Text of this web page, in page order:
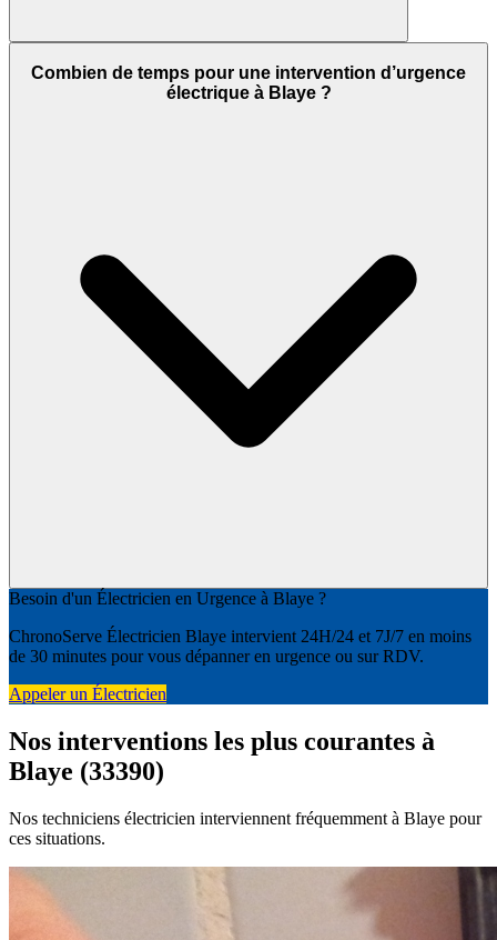
Combien de temps pour une intervention d’urgence
électrique à Blaye ?
Besoin d'un Électricien en Urgence à Blaye ?
ChronoServe Électricien Blaye intervient 24H/24 et 7J/7 en moins
de 30 minutes pour vous dépanner en urgence ou sur RDV.
Appeler un Électricien
Nos interventions les plus courantes à
Blaye (33390)
Nos techniciens électricien interviennent fréquemment à Blaye pour
ces situations.